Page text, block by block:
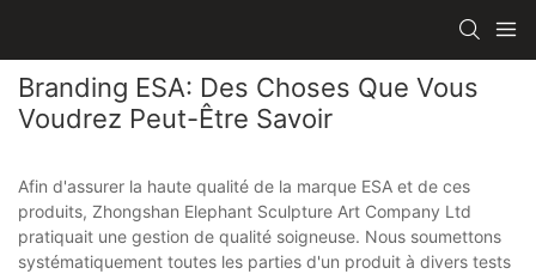
Branding ESA: Des Choses Que Vous
Voudrez Peut-Être Savoir
Afin d'assurer la haute qualité de la marque ESA et de ces
produits, Zhongshan Elephant Sculpture Art Company Ltd
pratiquait une gestion de qualité soigneuse. Nous soumettons
systématiquement toutes les parties d'un produit à divers tests